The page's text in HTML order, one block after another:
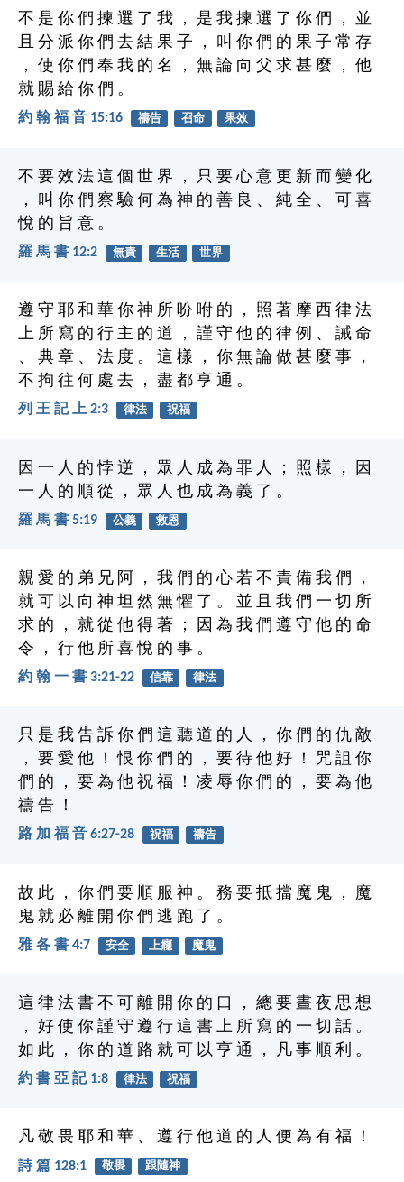
不 是 你 們 揀 選 了 我 ， 是 我 揀 選 了 你 們 ， 並
且 分 派 你 們 去 結 果 子 ， 叫 你 們 的 果 子 常 存
， 使 你 們 奉 我 的 名 ， 無 論 向 父 求 甚 麼 ， 他
就 賜 給 你 們 。
約 翰 福 音 15:16 禱告 召命 果效
不 要 效 法 這 個 世 界 ， 只 要 心 意 更 新 而 變 化
， 叫 你 們 察 驗 何 為 神 的 善 良 、 純 全 、 可 喜
悅 的 旨 意 。
羅 馬 書 12:2 無責 生活 世界
遵 守 耶 和 華 你 神 所 吩 咐 的 ， 照 著 摩 西 律 法
上 所 寫 的 行 主 的 道 ， 謹 守 他 的 律 例 、 誡 命
、 典 章 、 法 度 。 這 樣 ， 你 無 論 做 甚 麼 事 ，
不 拘 往 何 處 去 ， 盡 都 亨 通 。
列 王 記 上 2:3 律法 祝福
因 一 人 的 悖 逆 ， 眾 人 成 為 罪 人 ； 照 樣 ， 因
一 人 的 順 從 ， 眾 人 也 成 為 義 了 。
羅 馬 書 5:19 公義 救恩
親 愛 的 弟 兄 阿 ， 我 們 的 心 若 不 責 備 我 們 ，
就 可 以 向 神 坦 然 無 懼 了 。 並 且 我 們 一 切 所
求 的 ， 就 從 他 得 著 ； 因 為 我 們 遵 守 他 的 命
令 ， 行 他 所 喜 悅 的 事 。
約 翰 一 書 3:21-22 信靠 律法
只 是 我 告 訴 你 們 這 聽 道 的 人 ， 你 們 的 仇 敵
， 要 愛 他 ！ 恨 你 們 的 ， 要 待 他 好 ！ 咒 詛 你
們 的 ， 要 為 他 祝 福 ！ 凌 辱 你 們 的 ， 要 為 他
禱 告 ！
路 加 福 音 6:27-28 祝福 禱告
故 此 ， 你 們 要 順 服 神 。 務 要 抵 擋 魔 鬼 ， 魔
鬼 就 必 離 開 你 們 逃 跑 了 。
雅 各 書 4:7 安全 上癮 魔鬼
這 律 法 書 不 可 離 開 你 的 口 ， 總 要 晝 夜 思 想
， 好 使 你 謹 守 遵 行 這 書 上 所 寫 的 一 切 話 。
如 此 ， 你 的 道 路 就 可 以 亨 通 ， 凡 事 順 利 。
約 書 亞 記 1:8 律法 祝福
凡 敬 畏 耶 和 華 、 遵 行 他 道 的 人 便 為 有 福 ！
詩 篇 128:1 敬畏 跟隨神